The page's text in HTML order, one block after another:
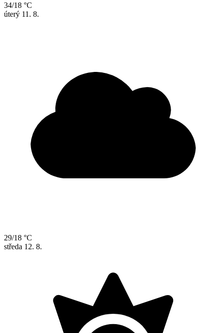
34/18 °C
úterý 11. 8.
29/18 °C
středa 12. 8.